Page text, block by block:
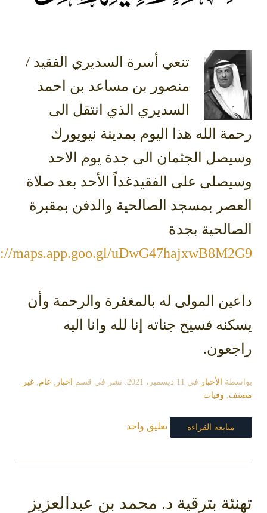
‏تنعي أسرة ⁧‫السديري‬⁩ الفقيد /
منصور بن مساعد بن احمد
السديري الذي انتقل الى
الله هذا اليوم بمدينة نيويورك
الجثمان الى جدة يوم الاحد
على الفقيدغداً الأحد بعد صلاة
بمسجد الصالحية والدفن بمقبرة
بجدة
https://maps.app.goo.gl/
المولى له بالمغفرة والرحمة وأن
فسيح جناته إنا لله وانا اليه
الأخبارفي11 ديسمبر، 2021 . نشر في قسماخبار,عام,غير
وفيات
متابعة القراءة تعليق واحد
بترقية د. محمد بن عبدالعزيز